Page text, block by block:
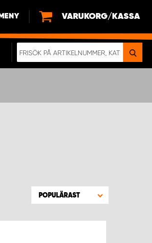
MENY VARUKORG/KASSA
POPULÄRAST